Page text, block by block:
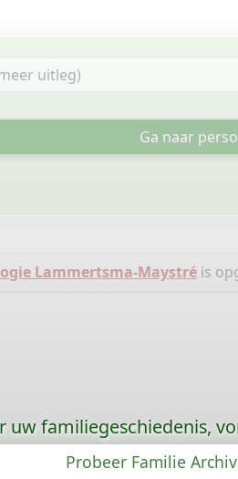
Ga naar
Lammertsma-Maystré is
uw familiegeschiedenis,
Probeer Familie